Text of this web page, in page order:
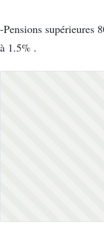
-Pensions supérieures
à 1.5% .